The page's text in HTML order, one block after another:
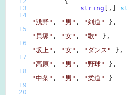
13
14
15
16
17
18
19
20
string
,
"浅野" , "男" , "剣道" } ,
"貝塚" , "女" , "歌" } ,
"坂上" , "女" , "ダンス" } ,
"高原" , "男" , "野球" } ,
"中条" , "男" , "柔道"
}